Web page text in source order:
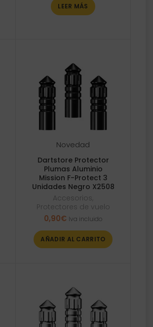
LEER MÁS
Novedad
Dartstore Protector
Plumas Aluminio
Mission F-Protect 3
Unidades Negro X2508
Accesorios,
Protectores de vuelo
0,90€ Iva incluido
AÑADIR AL CARRITO